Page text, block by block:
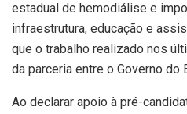
estadual de hemodiálise e
infraestrutura, educação e
que o trabalho realizado nos
da parceria entre o Governo do
Ao declarar apoio à pré-